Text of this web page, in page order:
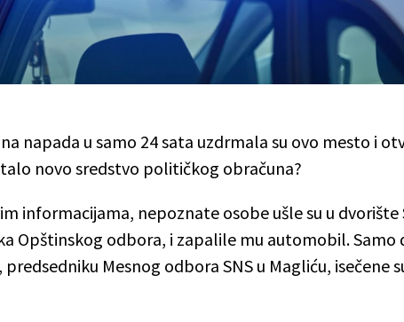
napada u samo 24 sata uzdrmala su ovo mesto i
novo sredstvo političkog obračuna?
informacijama, nepoznate osobe ušle su u dvorište
Opštinskog odbora, i zapalile mu automobil. Samo
Mesnog odbora SNS u Magliću, isečene